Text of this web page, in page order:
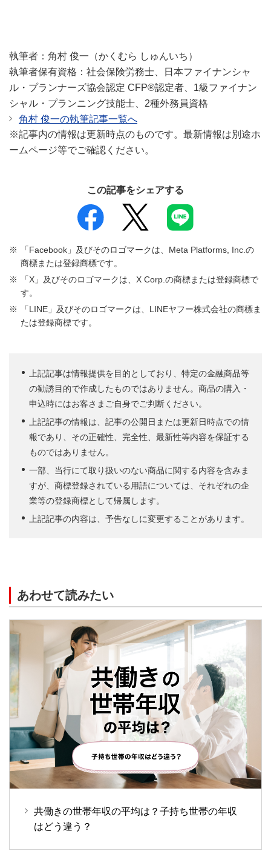
執筆者：角村 俊一（かくむら しゅんいち）
執筆者保有資格：社会保険労務士、日本ファイナンシャ
ル・プランナーズ協会認定 CFP®認定者、1級ファイナン
シャル・プランニング技能士、2種外務員資格
角村 俊一の執筆記事一覧へ
※記事内の情報は更新時点のものです。最新情報は別途ホ
ームページ等でご確認ください。
この記事をシェアする
「Facebook」及びそのロゴマークは、Meta Platforms, Inc.の
商標または登録商標です。
「X」及びそのロゴマークは、X Corp.の商標または登録商標で
す。
「LINE」及びそのロゴマークは、LINEヤフー株式会社の商標ま
たは登録商標です。
上記記事は情報提供を目的としており、特定の金融商品等
の勧誘目的で作成したものではありません。商品の購入・
申込時にはお客さまご自身でご判断ください。
上記記事の情報は、記事の公開日または更新日時点での情
報であり、その正確性、完全性、最新性等内容を保証する
ものではありません。
一部、当行にて取り扱いのない商品に関する内容を含みま
すが、商標登録されている用語については、それぞれの企
業等の登録商標として帰属します。
上記記事の内容は、予告なしに変更することがあります。
あわせて読みたい
共働きの世帯年収の平均は？子持ち世帯の年収
はどう違う？